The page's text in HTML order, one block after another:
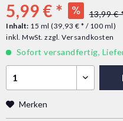
5,99 € * 13,99 €
Inhalt: 15 ml (39,93 € * / 100 ml)
inkl. MwSt. zzgl. Versandkosten
Sofort versandfertig,
Merken